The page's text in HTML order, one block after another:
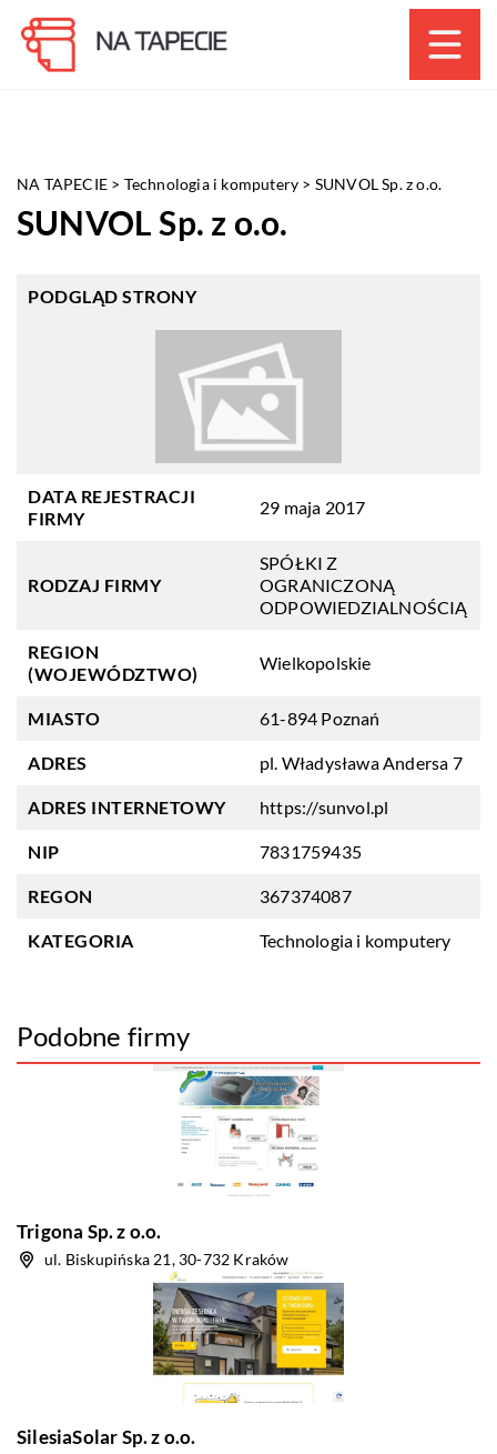
NA TAPECIE > Technologia i komputery > SUNVOL Sp. z o.o.
SUNVOL Sp. z o.o.
PODGLĄD STRONY
DATA REJESTRACJI
FIRMY
29 maja 2017
RODZAJ FIRMY
SPÓŁKI Z
OGRANICZONĄ
ODPOWIEDZIALNOŚCIĄ
REGION
(WOJEWÓDZTWO)
Wielkopolskie
MIASTO 61-894 Poznań
ADRES pl. Władysława Andersa 7
ADRES INTERNETOWY https://sunvol.pl
NIP 7831759435
REGON 367374087
KATEGORIA Technologia i komputery
Podobne firmy
Trigona Sp. z o.o.
ul. Biskupińska 21, 30-732 Kraków
SilesiaSolar Sp. z o.o.